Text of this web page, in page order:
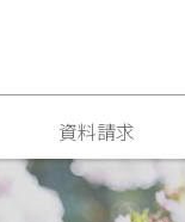
資料請求